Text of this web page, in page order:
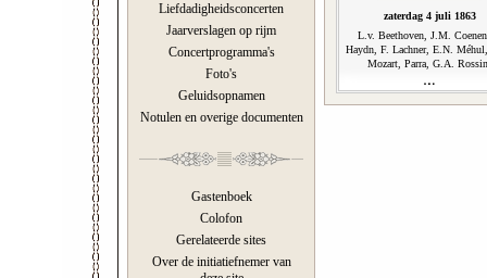
Liefdadigheidsconcerten
Jaarverslagen op rijm
Concertprogramma's
Foto's
Geluidsopnamen
Notulen en overige documenten
Gastenboek
Colofon
Gerelateerde sites
Over de initiatiefnemer van
zaterdag 4 juli 1863
L.v. Beethoven, J.M.
Haydn, F. Lachner, E.N.
Mozart, Parra, G.A.